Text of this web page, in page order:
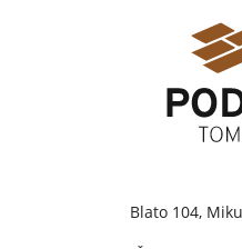
Blato 104,